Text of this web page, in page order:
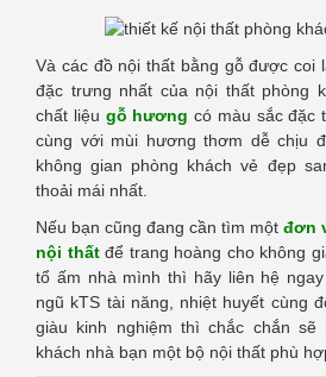
Và các đồ nội thất bằng gỗ được coi
đặc trưng nhất của nội thất phòng
chất liệu gỗ hương có màu sắc đặc
cùng với mùi hương thơm dễ chịu
không gian phòng khách vẻ đẹp
thoải mái nhất.
Nếu bạn cũng đang cần tìm một đơn
nội thất để trang hoàng cho không
tổ ấm nhà mình thì hãy liên hệ
ngũ kTS tài năng, nhiệt huyết cùng
giàu kinh nghiệm thì chắc chắn sẽ
khách nhà bạn một bộ nội thất phù